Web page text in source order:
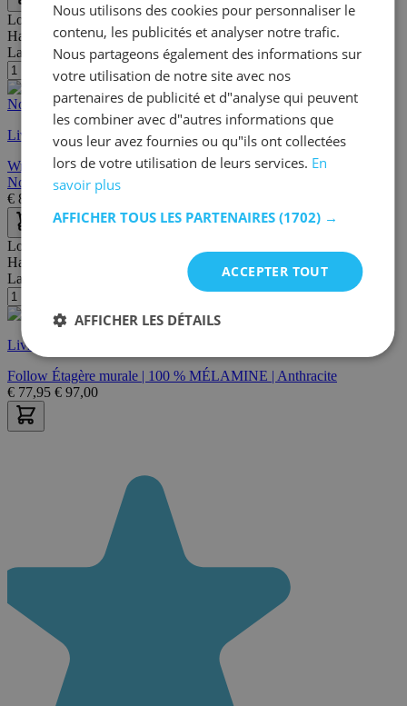
Longueur:60 cm
Hauteur:60 cm
Largeur/profondeur:14 cm
Livraison rapide
Wr007 Étagère murale décorative en bois | 100 % bois d'épicéa |
Noyer, noir
€ 88,95 111,00
Longueur:
Hauteur:
Largeur/profondeur:
Livraison rapide
Follow Étagère murale | 100 % MÉLAMINE | Anthracite
€ 77,95 € 97,00
Nous utilisons des cookies pour personnaliser le
contenu, les publicités et analyser notre trafic.
Nous partageons également des informations sur
votre utilisation de notre site avec nos
partenaires de publicité et d"analyse qui peuvent
les combiner avec d"autres informations que
vous leur avez fournies ou qu"ils ont collectées
lors de votre utilisation de leurs services. En
savoir plus
AFFICHER TOUS LES PARTENAIRES (1702) →
ACCEPTER TOUT
AFFICHER LES DÉTAILS